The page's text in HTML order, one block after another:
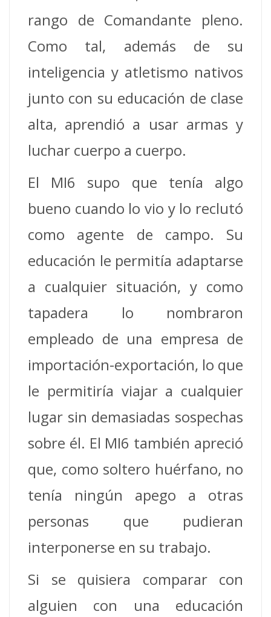
rango de Comandante pleno.
Como tal, además de su
inteligencia y atletismo nativos
junto con su educación de clase
alta, aprendió a usar armas y
luchar cuerpo a cuerpo.
El MI6 supo que tenía algo
bueno cuando lo vio y lo reclutó
como agente de campo. Su
educación le permitía adaptarse
a cualquier situación, y como
tapadera lo nombraron
empleado de una empresa de
importación-exportación, lo que
le permitiría viajar a cualquier
lugar sin demasiadas sospechas
sobre él. El MI6 también apreció
que, como soltero huérfano, no
tenía ningún apego a otras
personas que pudieran
interponerse en su trabajo.
Si se quisiera comparar con
alguien con una educación